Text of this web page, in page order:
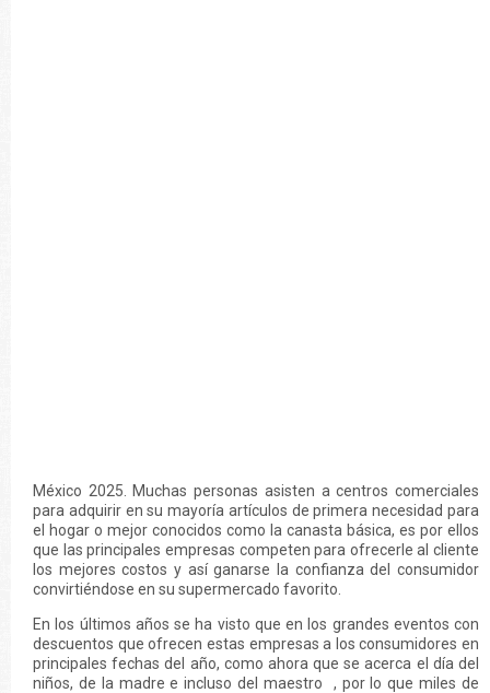
México 2025. Muchas personas asisten a centros comerciales
para adquirir en su mayoría artículos de primera necesidad para
el hogar o mejor conocidos como la canasta básica, es por ellos
que las principales empresas competen para ofrecerle al cliente
los mejores costos y así ganarse la confianza del consumidor
convirtiéndose en su supermercado favorito.
En los últimos años se ha visto que en los grandes eventos con
descuentos que ofrecen estas empresas a los consumidores en
principales fechas del año, como ahora que se acerca el día del
niños, de la madre e incluso del maestro , por lo que miles de